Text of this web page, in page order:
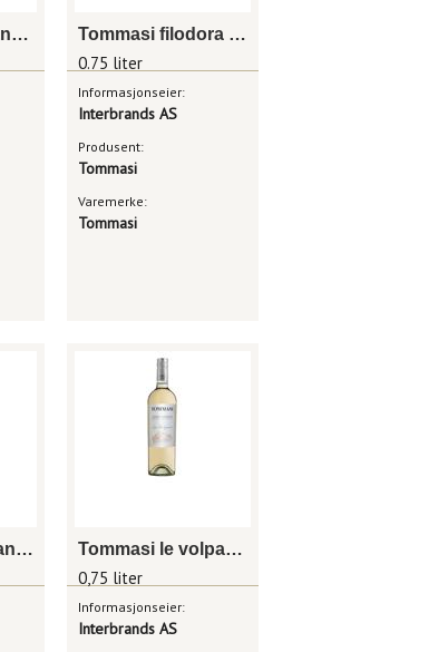
Tommasi casisano rosso di montalcino Tommasi filodora prosecco
0.75 liter
Informasjonseier:
Interbrands AS
Produsent:
Tommasi
Varemerke:
Tommasi
Tommasi il sestante ripasso valpolicella superiore i pianeti Tommasi le volpare soave classico
0,75 liter
Informasjonseier:
Interbrands AS